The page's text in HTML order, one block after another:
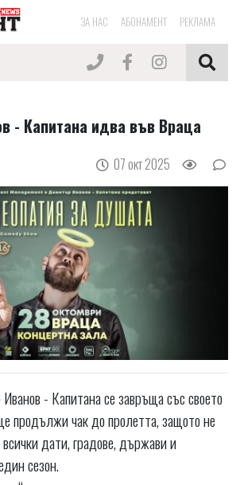
ЗА НАС АБОНАМЕНТ РЕКЛАМА
- Капитана идва във Враца
07 окт 2025
- Капитана се завръща със своето
продължи чак до пролетта, защото не
дати, градове, държави и
сезон.